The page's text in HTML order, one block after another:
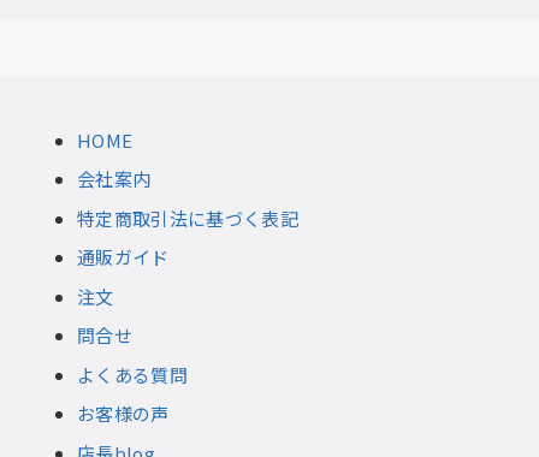
HOME
会社案内
特定商取引法に基づく表記
通販ガイド
注文
問合せ
よくある質問
お客様の声